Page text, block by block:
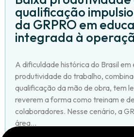
qualificação
da GRPRO em
integrada à
A dificuldade histórica do Brasil em
produtividade do trabalho,
qualificação da mão de obra, tem
reverem a forma como treinam e
colaboradores. Nesse cenário, a
área...